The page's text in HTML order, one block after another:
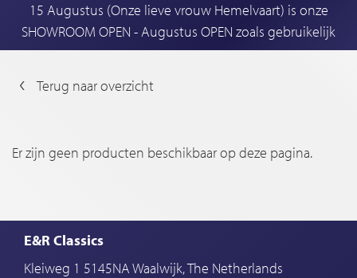
15 Augustus (Onze lieve vrouw Hemelvaart) is onze
SHOWROOM OPEN - Augustus OPEN zoals gebruikelijk
Terug naar overzicht
Er zijn geen producten beschikbaar op deze pagina.
E&R Classics
Kleiweg 1 5145NA Waalwijk, The Netherlands